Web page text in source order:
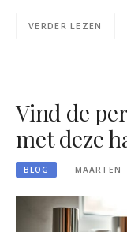
VERDER LEZEN
Vind de
met deze
BLOG MAARTEN